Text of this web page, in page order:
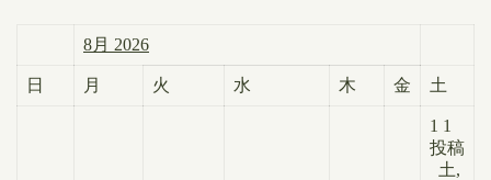
8月 2026
日 月 火 水 木 金 土
1 1
投稿
土,